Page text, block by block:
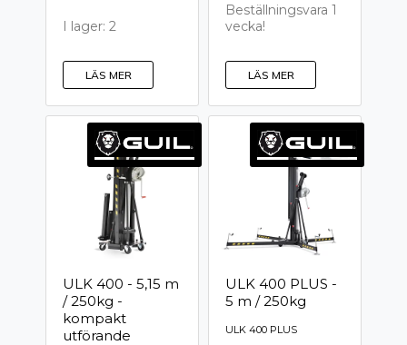
I lager: 2
LÄS MER
Beställningsvara 1
vecka!
LÄS MER
ULK 400 - 5,15 m
/ 250kg -
kompakt
utförande
ULK 400 PLUS -
5 m / 250kg
ULK 400 PLUS